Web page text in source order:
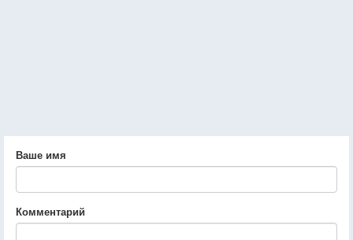
Ваше имя
Комментарий